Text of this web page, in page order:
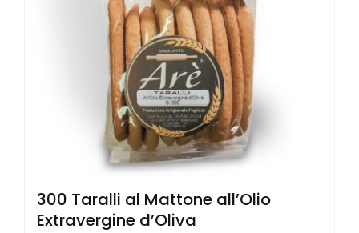
300 Taralli al Mattone all’Olio
Extravergine d’Oliva